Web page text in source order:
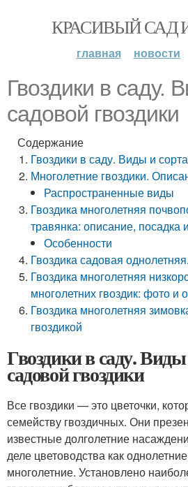
КРАСИВЫЙ САД
главная новости
Гвоздики в саду.
садовой гвоздики
Содержание
Гвоздики в саду. Виды и
Многолетние гвоздики.
Распространенные виды
Гвоздика многолетняя
травянка: описание, посадка
Особенности
Гвоздика садовая однолетняя.
Гвоздика многолетняя
многолетних гвоздик: фото и
Гвоздика многолетняя
гвоздикой
Гвоздики в саду.
садовой гвоздики
Все гвоздики — это цветочки,
семейству гвоздичных. Они
известные долголетние
деле цветоводства как
многолетние. Установлено